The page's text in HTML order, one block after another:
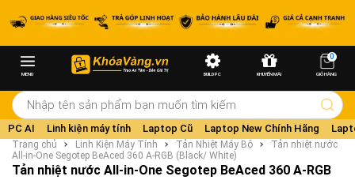
MENU BUILD PC KHUYẾN MÃI
0
GIỎ HÀNG
PC AI Linh kiện máy tính Laptop Cũ Laptop New Chính Hãng
Trang chủ Linh Kiện Máy Tính Tản Nhiệt Máy Bộ
Tản nhiệt nước
All-in-One Segotep BeAced 360 A-RGB (Black/ White)
Tản nhiệt nước All-in-One Segotep BeAced 360 A-RGB